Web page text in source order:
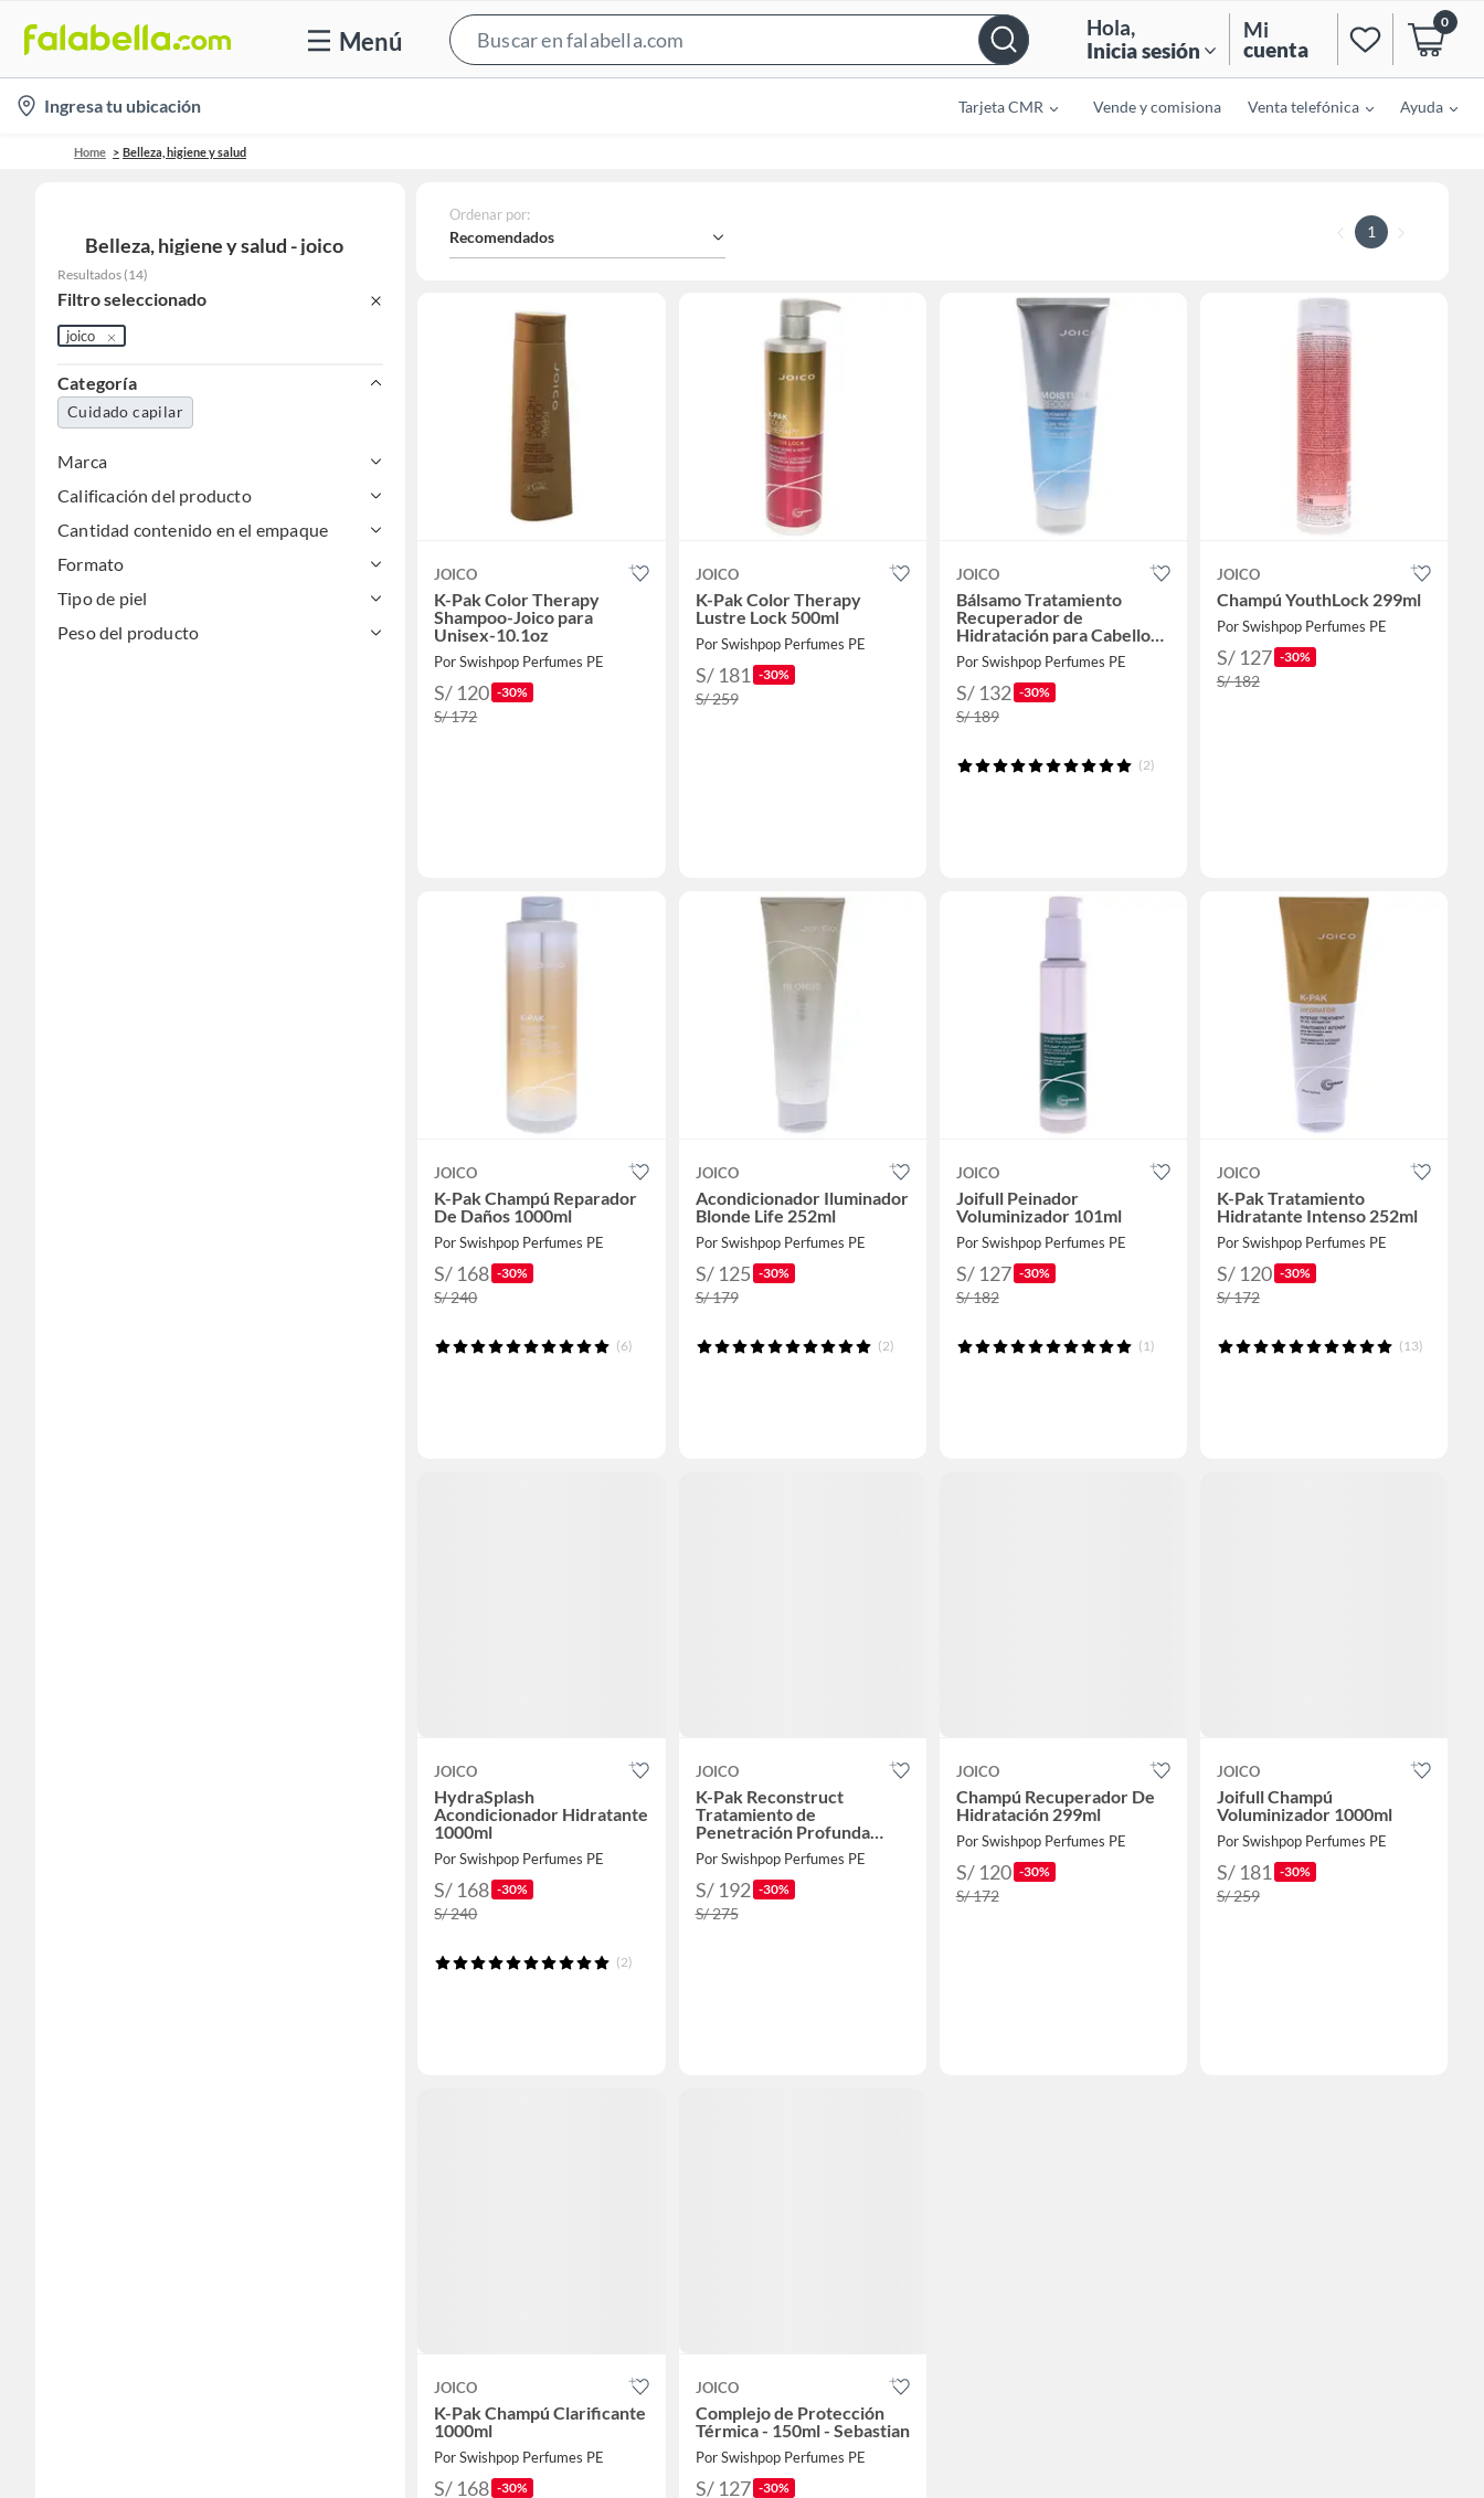
Menú
Bar
Hola,
Inicia sesión
Mi
cuenta
0
location-
icon
Ingresa tu ubicación Tarjeta CMR Vende y comisiona Venta telefónica Ayuda
Home Belleza, higiene y salud
Belleza, higiene y salud - joico
Resultados (14)
Filtro seleccionado
joico
Categoría
Cuidado capilar
Marca
Calificación del producto
Cantidad contenido en el empaque
Formato
Tipo de piel
Peso del producto
Ordenar por:
Recomendados 1
JOICO
K-Pak Color Therapy
Shampoo-Joico para
Unisex-10.1oz
Por Swishpop Perfumes PE
S/ 120 -30%
S/ 172
JOICO
K-Pak Color Therapy
Lustre Lock 500ml
Por Swishpop Perfumes PE
S/ 181 -30%
S/ 259
JOICO
Bálsamo Tratamiento
Recuperador de
Hidratación para Cabello
Grueso y Grueso 252ml
Por Swishpop Perfumes PE
S/ 132 -30%
S/ 189
(2)
JOICO
Champú YouthLock 299ml
Por Swishpop Perfumes PE
S/ 127 -30%
S/ 182
JOICO
K-Pak Champú Reparador
De Daños 1000ml
Por Swishpop Perfumes PE
S/ 168 -30%
S/ 240
(6)
JOICO
Acondicionador Iluminador
Blonde Life 252ml
Por Swishpop Perfumes PE
S/ 125 -30%
S/ 179
(2)
JOICO
Joifull Peinador
Voluminizador 101ml
Por Swishpop Perfumes PE
S/ 127 -30%
S/ 182
(1)
JOICO
K-Pak Tratamiento
Hidratante Intenso 252ml
Por Swishpop Perfumes PE
S/ 120 -30%
S/ 172
(13)
JOICO
HydraSplash
Acondicionador Hidratante
1000ml
Por Swishpop Perfumes PE
S/ 168 -30%
S/ 240
(2)
JOICO
K-Pak Reconstruct
Tratamiento de
Penetración Profunda
1000ml
Por Swishpop Perfumes PE
S/ 192 -30%
S/ 275
JOICO
Champú Recuperador De
Hidratación 299ml
Por Swishpop Perfumes PE
S/ 120 -30%
S/ 172
JOICO
Joifull Champú
Voluminizador 1000ml
Por Swishpop Perfumes PE
S/ 181 -30%
S/ 259
JOICO
K-Pak Champú Clarificante
1000ml
Por Swishpop Perfumes PE
S/ 168 -30%
JOICO
Complejo de Protección
Térmica - 150ml - Sebastian
Por Swishpop Perfumes PE
S/ 127 -30%